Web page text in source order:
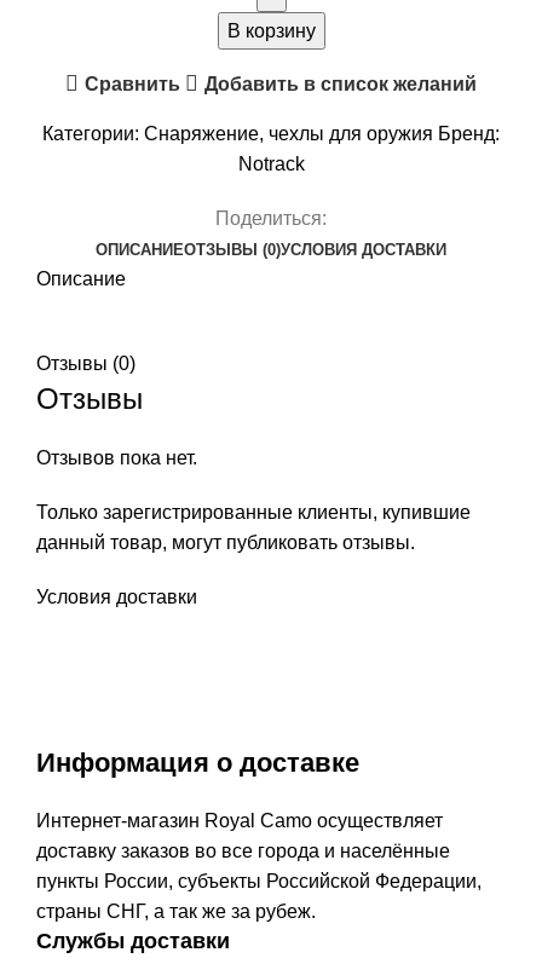
быстросъемный
В корзину
Сравнить Добавить в список желаний
Категории: Снаряжение, чехлы для оружия Бренд:
Notrack
Поделиться:
ОПИСАНИЕОТЗЫВЫ (0)УСЛОВИЯ ДОСТАВКИ
Описание
Отзывы (0)
Отзывы
Отзывов пока нет.
Только зарегистрированные клиенты, купившие
данный товар, могут публиковать отзывы.
Условия доставки
Информация о доставке
Интернет-магазин Royal Camo осуществляет
доставку заказов во все города и населённые
пункты России, субъекты Российской Федерации,
страны СНГ, а так же за рубеж.
Службы доставки